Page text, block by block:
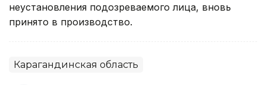
неустановления подозреваемого лица, вновь
принято в производство.
Карагандинская область